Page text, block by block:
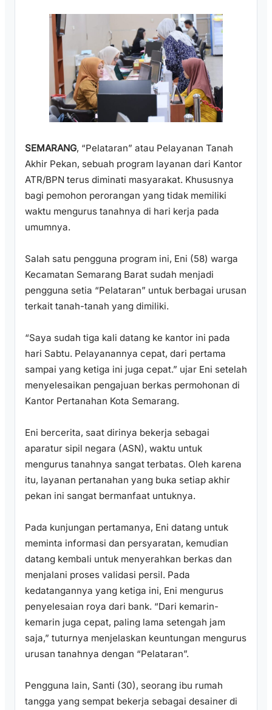
SEMARANG, “Pelataran” atau Pelayanan Tanah
Akhir Pekan, sebuah program layanan dari Kantor
ATR/BPN terus diminati masyarakat. Khususnya
bagi pemohon perorangan yang tidak memiliki
waktu mengurus tanahnya di hari kerja pada
umumnya.
Salah satu pengguna program ini, Eni (58) warga
Kecamatan Semarang Barat sudah menjadi
pengguna setia “Pelataran” untuk berbagai urusan
terkait tanah-tanah yang dimiliki.
“Saya sudah tiga kali datang ke kantor ini pada
hari Sabtu. Pelayanannya cepat, dari pertama
sampai yang ketiga ini juga cepat.” ujar Eni setelah
menyelesaikan pengajuan berkas permohonan di
Kantor Pertanahan Kota Semarang.
Eni bercerita, saat dirinya bekerja sebagai
aparatur sipil negara (ASN), waktu untuk
mengurus tanahnya sangat terbatas. Oleh karena
itu, layanan pertanahan yang buka setiap akhir
pekan ini sangat bermanfaat untuknya.
Pada kunjungan pertamanya, Eni datang untuk
meminta informasi dan persyaratan, kemudian
datang kembali untuk menyerahkan berkas dan
menjalani proses validasi persil. Pada
kedatangannya yang ketiga ini, Eni mengurus
penyelesaian roya dari bank. “Dari kemarin-
kemarin juga cepat, paling lama setengah jam
saja,” tuturnya menjelaskan keuntungan mengurus
urusan tanahnya dengan “Pelataran”.
Pengguna lain, Santi (30), seorang ibu rumah
tangga yang sempat bekerja sebagai desainer di